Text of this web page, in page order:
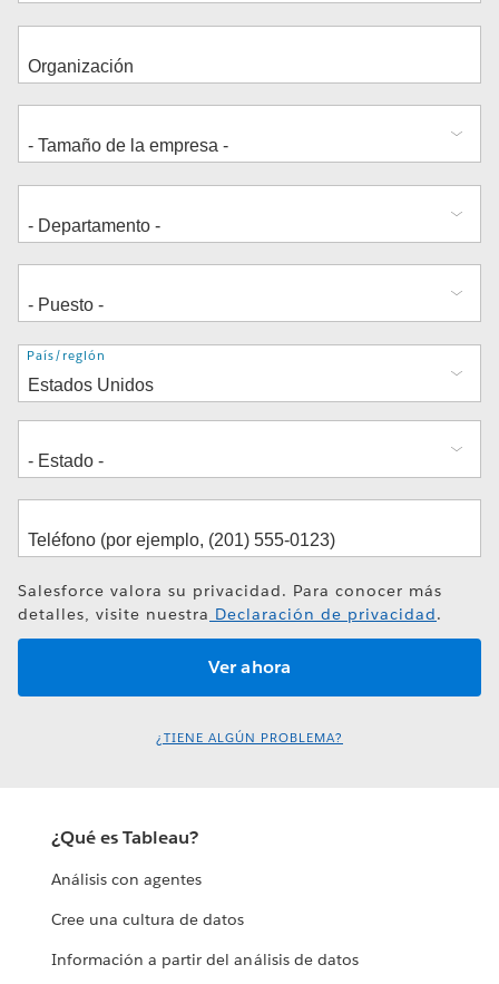
Dirección
País/región
Salesforce valora su privacidad. Para conocer más
detalles, visite nuestra Declaración de privacidad.
¿TIENE ALGÚN PROBLEMA?
¿Qué es Tableau?
Análisis con agentes
Cree una cultura de datos
Información a partir del análisis de datos